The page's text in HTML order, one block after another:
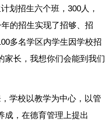
划招生六个班，300人，
的招生实现了招够、招
多名学区内学生因学校招
家长，我想你们会能到我们
学校以教学为中心，以管
成，在德育管理上提出